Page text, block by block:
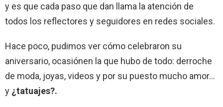
y es que cada paso que dan llama la atención de
todos los reflectores y seguidores en redes sociales.
Hace poco, pudimos ver cómo celebraron su
aniversario, ocasiónen la que hubo de todo: derroche
de moda, joyas, videos y por su puesto mucho amor…
y ¿tatuajes?.